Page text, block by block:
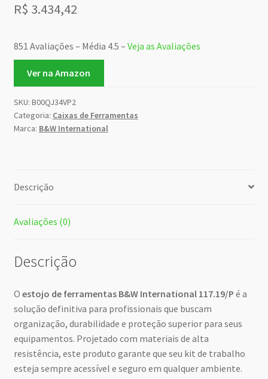
R$ 3.434,42
851 Avaliações – Média 4.5 – Veja as Avaliações
Ver na Amazon
SKU: B00QJ34VP2
Categoria: Caixas de Ferramentas
Marca: B&W International
Descrição
Avaliações (0)
Descrição
O estojo de ferramentas B&W International 117.19/P é a
solução definitiva para profissionais que buscam
organização, durabilidade e proteção superior para seus
equipamentos. Projetado com materiais de alta
resistência, este produto garante que seu kit de trabalho
esteja sempre acessível e seguro em qualquer ambiente.